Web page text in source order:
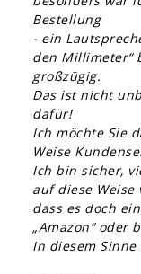
Bestellung
- ein
den Millimeter“
großzügig.
Das ist nicht
dafür!
Ich möchte Sie
Weise
Ich bin sicher,
auf diese Weise
dass es doch
„Amazon“ oder
In diesem